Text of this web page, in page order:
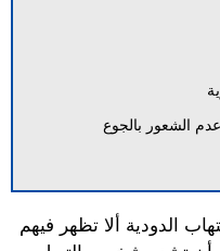
الشعور بالجوع
الدودية ألا تظهر فيهم